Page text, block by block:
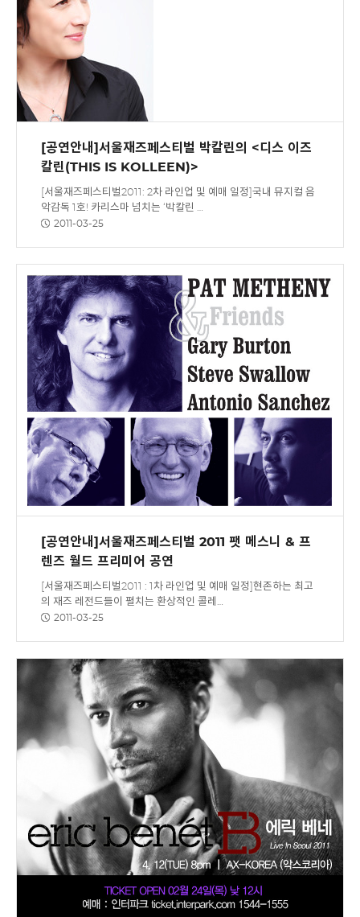
[공연안내]서울재즈페스티벌 박칼린의 <디스 이즈
칼린(THIS IS KOLLEEN)>
[서울재즈페스티벌2011: 2차 라인업 및 예매 일정]국내 뮤지컬 음
악감독 1호! 카리스마 넘치는 ‘박칼린 …
2011-03-25
[공연안내]서울재즈페스티벌 2011 팻 메스니 & 프
렌즈 월드 프리미어 공연
[서울재즈페스티벌2011 : 1차 라인업 및 예매 일정]현존하는 최고
의 재즈 레전드들이 펼치는 환상적인 콜레…
2011-03-25